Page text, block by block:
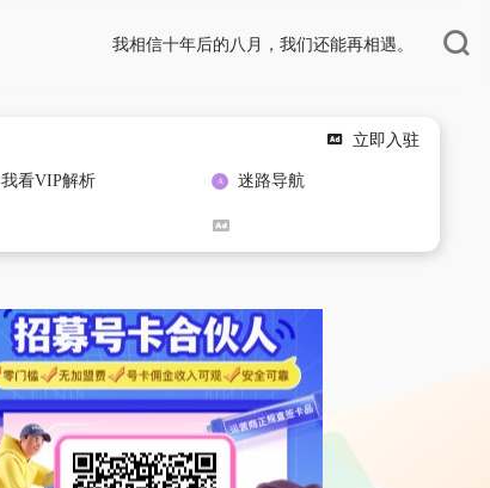
我相信十年后的八月，我们还能再相遇。
立即入驻
我看VIP解析 迷路导航